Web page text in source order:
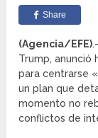
Share
(Agencia/EFE)
Trump, anunció
para centrarse
un plan que
momento no
conflictos de